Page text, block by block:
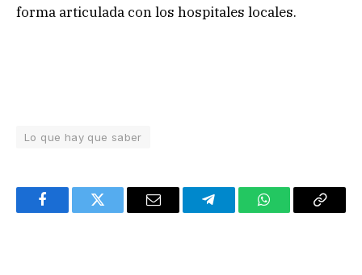
forma articulada con los hospitales locales.
Lo que hay que saber
FacebookTwitter Email TelegramWhatsAppCopy